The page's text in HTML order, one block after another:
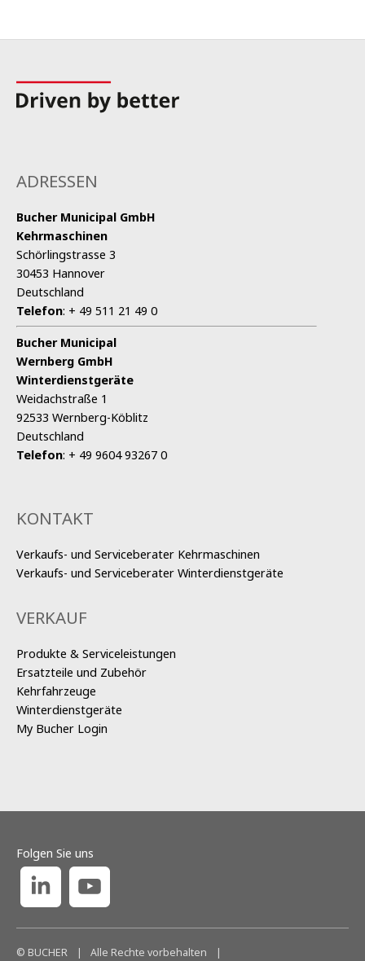
ADRESSEN
Bucher Municipal GmbH
Kehrmaschinen
Schörlingstrasse 3
30453 Hannover
Deutschland
Telefon: + 49 511 21 49 0
Bucher Municipal
Wernberg GmbH
Winterdienstgeräte
Weidachstraße 1
92533 Wernberg-Köblitz
Deutschland
Telefon: + 49 9604 93267 0
KONTAKT
Verkaufs- und Serviceberater Kehrmaschinen
Verkaufs- und Serviceberater Winterdienstgeräte
VERKAUF
Produkte & Serviceleistungen
Ersatzteile und Zubehör
Kehrfahrzeuge
Winterdienstgeräte
My Bucher Login
© BUCHER | Alle Rechte vorbehalten |
Folgen Sie uns